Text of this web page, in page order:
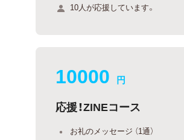
10人が応援しています。
10000 円
応援！ZINEコース
お礼のメッセージ （1通）